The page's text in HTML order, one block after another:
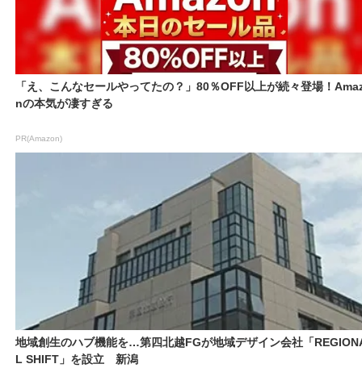
「え、こんなセールやってたの？」80％OFF以上が続々登場！
nの本気が凄すぎる
PR(Amazon)
地域創生のハブ機能を…第四北越FGが地域デザイン会社「
L SHIFT」を設立 新潟